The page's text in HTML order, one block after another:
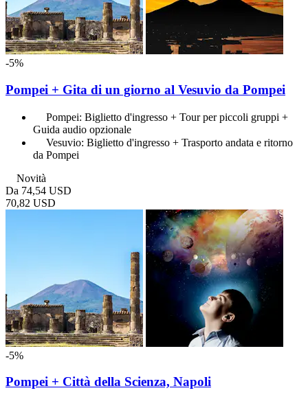
-5%
Pompei + Gita di un giorno al Vesuvio da Pompei
Pompei: Biglietto d'ingresso + Tour per piccoli gruppi +
Guida audio opzionale
Vesuvio: Biglietto d'ingresso + Trasporto andata e ritorno
da Pompei
Novità
Da 74,54 USD
70,82 USD
-5%
Pompei + Città della Scienza, Napoli